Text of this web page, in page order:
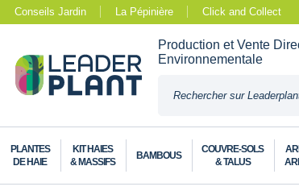
Conseils Jardin La Pépinière Click and Collect
Production et Vente
Environnementale
PLANTES
DE HAIE
KIT HAIES
& MASSIFS
BAMBOUS
COUVRE-SOLS
& TALUS